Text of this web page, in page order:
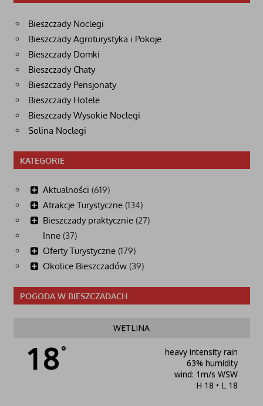
Bieszczady Noclegi
Bieszczady Agroturystyka i Pokoje
Bieszczady Domki
Bieszczady Chaty
Bieszczady Pensjonaty
Bieszczady Hotele
Bieszczady Wysokie Noclegi
Solina Noclegi
KATEGORIE
Aktualności (619)
Atrakcje Turystyczne (134)
Bieszczady praktycznie (27)
Inne (37)
Oferty Turystyczne (179)
Okolice Bieszczadów (39)
POGODA W BIESZCZADACH
WETLINA
18°
heavy intensity rain
63% humidity
wind: 1m/s WSW
H 18 • L 18